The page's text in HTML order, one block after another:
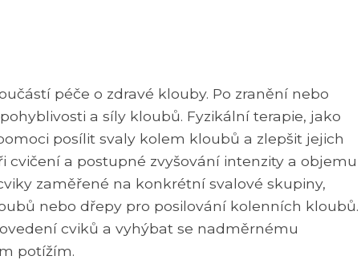
péče o zdravé klouby. Po zranění nebo
a síly kloubů. Fyzikální terapie, jako
posílit svaly kolem kloubů a zlepšit jejich
a postupné zvyšování intenzity a objemu
zaměřené na konkrétní svalové skupiny,
nebo dřepy pro posilování kolenních kloubů.
cviků a vyhýbat se nadměrnému
potížím.